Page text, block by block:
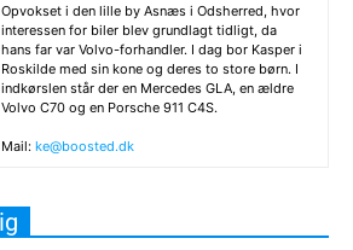
Opvokset i den lille by Asnæs i Odsherred, hvor
interessen for biler blev grundlagt tidligt, da
hans far var Volvo-forhandler. I dag bor Kasper i
Roskilde med sin kone og deres to store børn. I
indkørslen står der en Mercedes GLA, en ældre
Volvo C70 og en Porsche 911 C4S.
Mail: ke@boosted.dk